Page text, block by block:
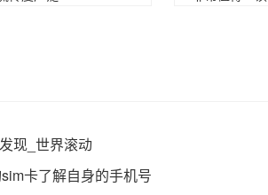
现_世界滚动
卡了解自身的手机号